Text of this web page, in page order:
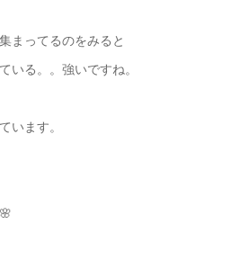
まってるのをみると
る。。強いですね。
います。